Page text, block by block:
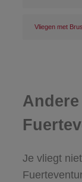
Vliegen met
Je vliegt